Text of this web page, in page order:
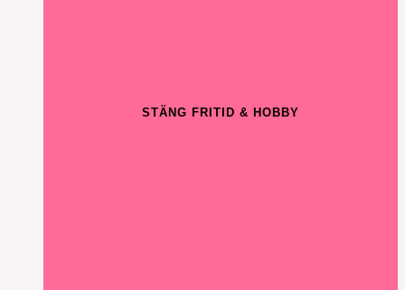
STÄNG FRITID & HOBBY